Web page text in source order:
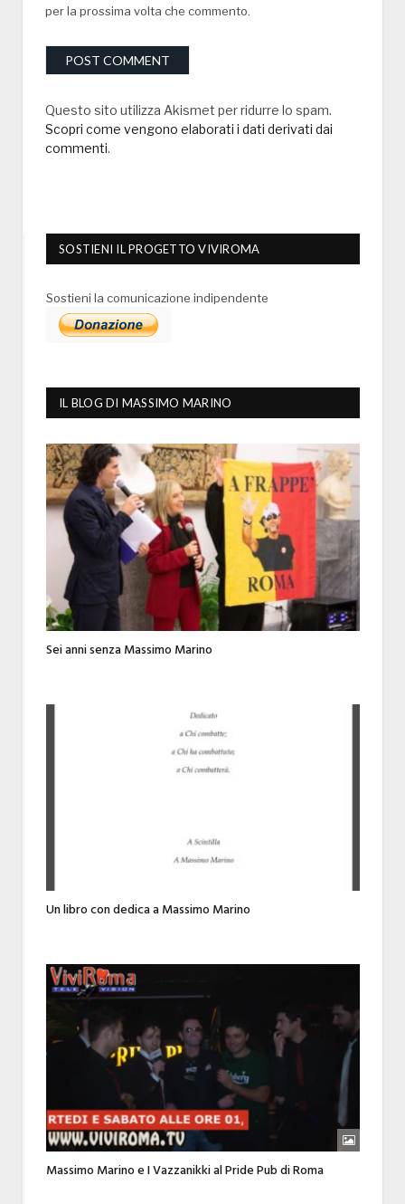
per la prossima volta che commento.
Questo sito utilizza Akismet per ridurre lo spam.
Scopri come vengono elaborati i dati derivati dai
commenti.
SOSTIENI IL PROGETTO VIVIROMA
Sostieni la comunicazione indipendente
IL BLOG DI MASSIMO MARINO
Sei anni senza Massimo Marino
Un libro con dedica a Massimo Marino
Massimo Marino e I Vazzanikki al Pride Pub di Roma